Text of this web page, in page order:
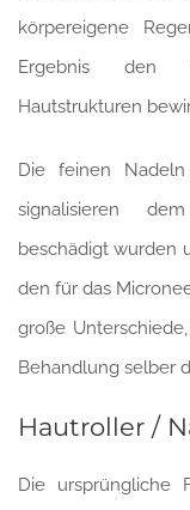
körpereigene
Ergebnis den
Hautstrukturen
Die feinen
signalisieren
beschädigt wurden
den für das
große
Behandlung selber
Hautroller /
Die ursprüngliche